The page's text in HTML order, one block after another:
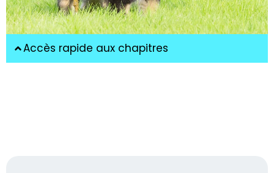
Accès rapide aux chapitres